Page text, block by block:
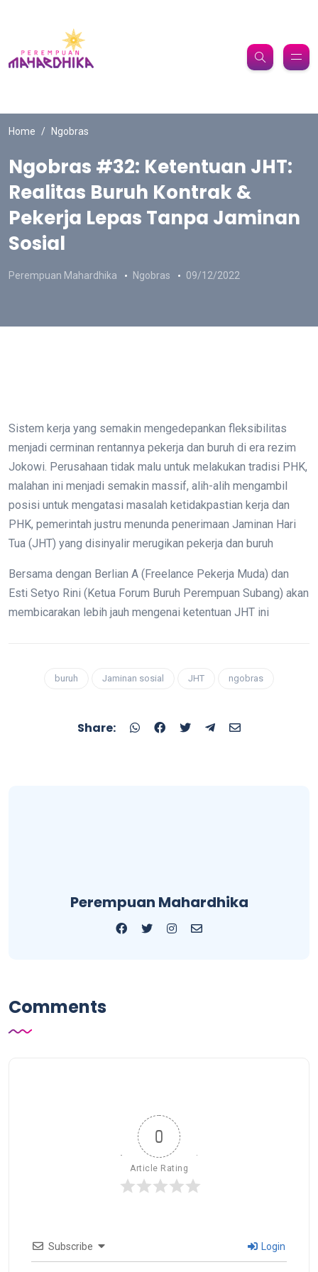
Home Ngobras
Ngobras #32: Ketentuan JHT:
Realitas Buruh Kontrak &
Pekerja Lepas Tanpa Jaminan
Sosial
Perempuan Mahardhika Ngobras 09/12/2022
Sistem kerja yang semakin mengedepankan fleksibilitas
menjadi cerminan rentannya pekerja dan buruh di era rezim
Jokowi. Perusahaan tidak malu untuk melakukan tradisi PHK,
malahan ini menjadi semakin massif, alih-alih mengambil
posisi untuk mengatasi masalah ketidakpastian kerja dan
PHK, pemerintah justru menunda penerimaan Jaminan Hari
Tua (JHT) yang disinyalir merugikan pekerja dan buruh
Bersama dengan Berlian A (Freelance Pekerja Muda) dan
Esti Setyo Rini (Ketua Forum Buruh Perempuan Subang) akan
membicarakan lebih jauh mengenai ketentuan JHT ini
buruh Jaminan sosial JHT ngobras
Share:
Perempuan Mahardhika
Comments
0
Article Rating
Subscribe Login